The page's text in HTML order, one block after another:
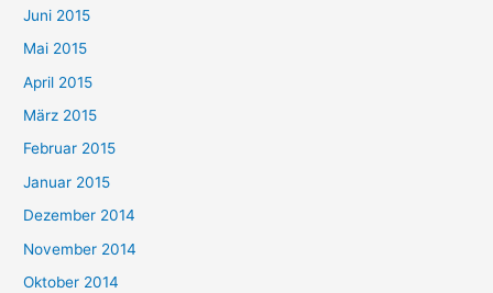
Juni 2015
Mai 2015
April 2015
März 2015
Februar 2015
Januar 2015
Dezember 2014
November 2014
Oktober 2014